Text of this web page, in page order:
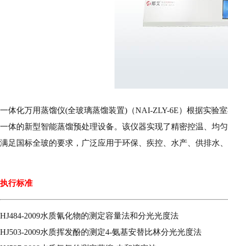
一体化万用蒸馏仪(全玻璃蒸馏装置)（NAI-ZLY-6E）根据实验
一体的新型智能蒸馏预处理设备。该仪器实现了精密控温、均
满足国标全玻的要求，广泛应用于环保、疾控、水产、供排水
执行标准
HJ484-2009水质氰化物的测定容量法和分光光度法
HJ503-2009水质挥发酚的测定4-氨基安替比林分光光度法